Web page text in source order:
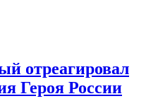
отреагировал
Героя России